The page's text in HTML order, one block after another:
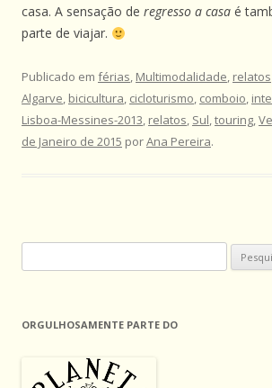
casa. A sensação de regresso a casa é
parte de viajar.
Publicado em férias, Multimodalidade, relatos
Algarve, bicicultura, cicloturismo, comboio,
Lisboa-Messines-2013, relatos, Sul,touring,
de Janeiro de 2015 porAna Pereira.
por:
ORGULHOSAMENTE PARTE DO